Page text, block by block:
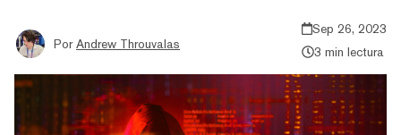
Por Andrew Throuvalas
Sep 26, 2023
3 min lectura